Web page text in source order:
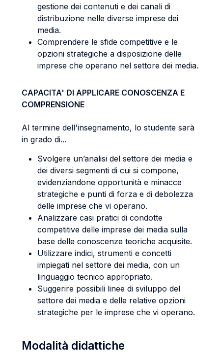
gestione dei contenuti e dei canali di
distribuzione nelle diverse imprese dei
media.
Comprendere le sfide competitive e le
opzioni strategiche a disposizione delle
imprese che operano nel settore dei media.
CAPACITA' DI APPLICARE CONOSCENZA E
COMPRENSIONE
Al termine dell'insegnamento, lo studente sarà
in grado di...
Svolgere un’analisi del settore dei media e
dei diversi segmenti di cui si compone,
evidenziandone opportunità e minacce
strategiche e punti di forza e di debolezza
delle imprese che vi operano.
Analizzare casi pratici di condotte
competitive delle imprese dei media sulla
base delle conoscenze teoriche acquisite.
Utilizzare indici, strumenti e concetti
impiegati nel settore dei media, con un
linguaggio tecnico appropriato.
Suggerire possibili linee di sviluppo del
settore dei media e delle relative opzioni
strategiche per le imprese che vi operano.
Modalità didattiche